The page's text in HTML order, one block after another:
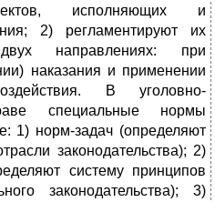
исполняющих и
2) регламентируют их
направлениях: при
наказания и применении
В уголовно-
специальные нормы
1) норм-задач (определяют
законодательства); 2)
систему принципов
законодательства); 3)